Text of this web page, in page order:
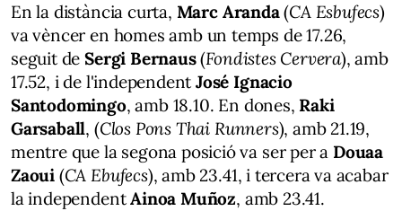
En la distància curta, Marc Aranda(CA Esbufecs)
va vèncer en homes amb un temps de 17.26,
seguit deSergi Bernaus(Fondistes Cervera), amb
17.52, i de l'independentJosé Ignacio
Santodomingo, amb 18.10. En dones, Raki
Garsaball, (Clos Pons Thai Runners), amb 21.19,
mentre que la segona posició va ser per a Douaa
Zaoui (CA Ebufecs), amb 23.41, i tercera va acabar
la independentAinoa Muñoz, amb 23.41.